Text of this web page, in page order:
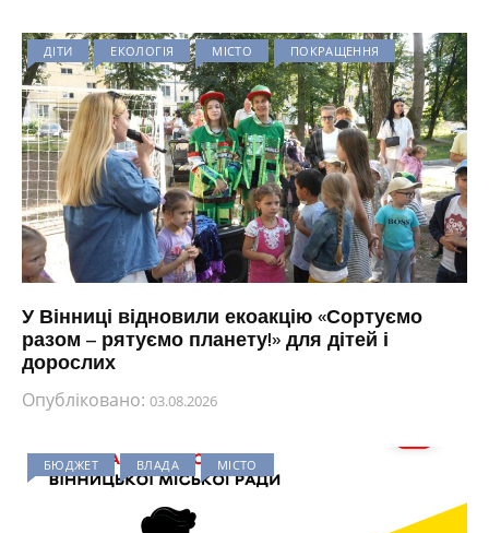
ДІТИ ЕКОЛОГІЯ МІСТО ПОКРАЩЕННЯ
У Вінниці відновили екоакцію «Сортуємо
разом – рятуємо планету!» для дітей і
дорослих
Опубліковано: 03.08.2026
БЮДЖЕТ ВЛАДА МІСТО